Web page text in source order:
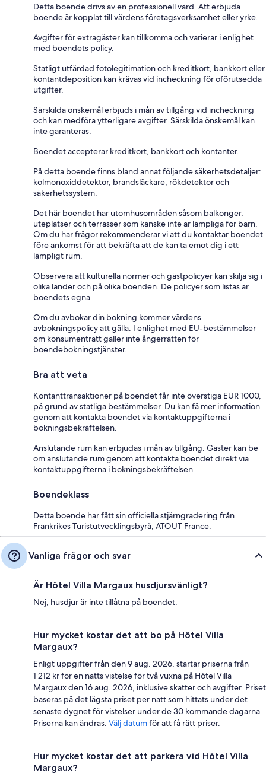
Detta boende drivs av en professionell värd. Att erbjuda
boende är kopplat till värdens företagsverksamhet eller yrke.
Avgifter för extragäster kan tillkomma och varierar i enlighet
med boendets policy.
Statligt utfärdad fotolegitimation och kreditkort, bankkort eller
kontantdeposition kan krävas vid incheckning för oförutsedda
utgifter.
Särskilda önskemål erbjuds i mån av tillgång vid incheckning
och kan medföra ytterligare avgifter. Särskilda önskemål kan
inte garanteras.
Boendet accepterar kreditkort, bankkort och kontanter.
På detta boende finns bland annat följande säkerhetsdetaljer:
kolmonoxiddetektor, brandsläckare, rökdetektor och
säkerhetssystem.
Det här boendet har utomhusområden såsom balkonger,
uteplatser och terrasser som kanske inte är lämpliga för barn.
Om du har frågor rekommenderar vi att du kontaktar boendet
före ankomst för att bekräfta att de kan ta emot dig i ett
lämpligt rum.
Observera att kulturella normer och gästpolicyer kan skilja sig i
olika länder och på olika boenden. De policyer som listas är
boendets egna.
Om du avbokar din bokning kommer värdens
avbokningspolicy att gälla. I enlighet med EU-bestämmelser
om konsumenträtt gäller inte ångerrätten för
boendebokningstjänster.
Bra att veta
Kontanttransaktioner på boendet får inte överstiga EUR 1000,
på grund av statliga bestämmelser. Du kan få mer information
genom att kontakta boendet via kontaktuppgifterna i
bokningsbekräftelsen.
Anslutande rum kan erbjudas i mån av tillgång. Gäster kan be
om anslutande rum genom att kontakta boendet direkt via
kontaktuppgifterna i bokningsbekräftelsen.
Boendeklass
Detta boende har fått sin officiella stjärngradering från
Frankrikes Turistutvecklingsbyrå, ATOUT France.
Vanliga frågor och svar
Är Hôtel Villa Margaux husdjursvänligt?
Nej, husdjur är inte tillåtna på boendet.
Hur mycket kostar det att bo på Hôtel Villa
Margaux?
Enligt uppgifter från den 9 aug. 2026, startar priserna från
1 212 kr för en natts vistelse för två vuxna på Hôtel Villa
Margaux den 16 aug. 2026, inklusive skatter och avgifter. Priset
baseras på det lägsta priset per natt som hittats under det
senaste dygnet för vistelser under de 30 kommande dagarna.
Priserna kan ändras. Välj datumför att få rätt priser.
Hur mycket kostar det att parkera vid Hôtel Villa
Margaux?